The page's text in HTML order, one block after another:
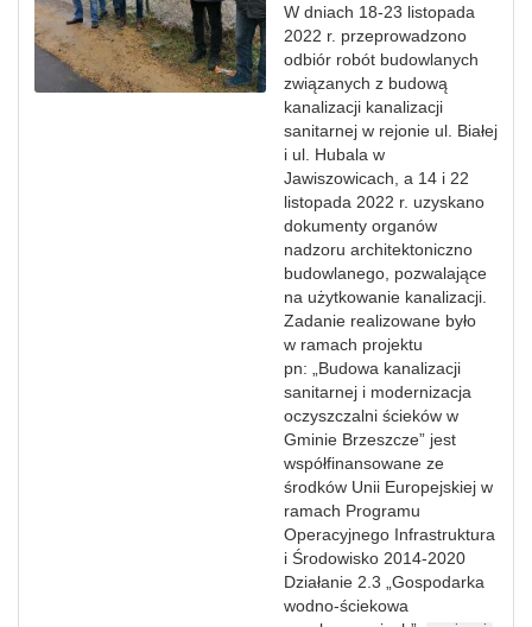
W dniach 18-23 listopada
2022 r. przeprowadzono
odbiór robót budowlanych
związanych z budową
kanalizacji kanalizacji
sanitarnej w rejonie ul. Białej
i ul. Hubala w
Jawiszowicach, a 14 i 22
listopada 2022 r. uzyskano
dokumenty organów
nadzoru architektoniczno
budowlanego, pozwalające
na użytkowanie kanalizacji.
Zadanie realizowane było
w ramach projektu
pn: „Budowa kanalizacji
sanitarnej i modernizacja
oczyszczalni ścieków w
Gminie Brzeszcze” jest
współfinansowane ze
środków Unii Europejskiej w
ramach Programu
Operacyjnego Infrastruktura
i Środowisko 2014-2020
Działanie 2.3 „Gospodarka
wodno-ściekowa